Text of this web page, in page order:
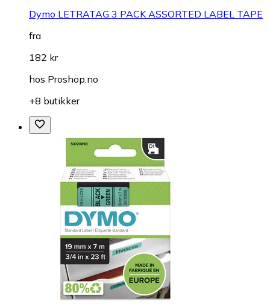
Dymo LETRATAG 3 PACK ASSORTED LABEL TAPE
fra
182 kr
hos Proshop.no
+8 butikker